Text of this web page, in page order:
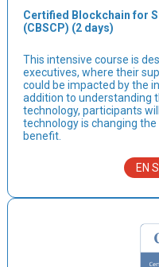
Certified Blockchain for
(CBSCP) (2 days)
This intensive course is
executives, where their
could be impacted by the
addition to understanding
technology, participants
technology is changing
benefit.​
EN